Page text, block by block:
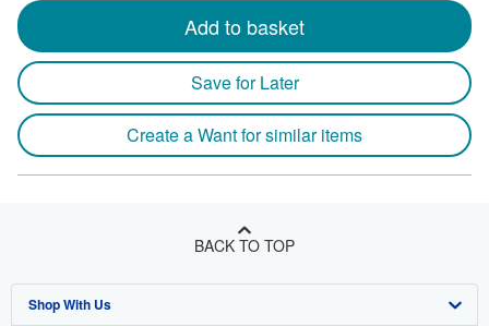
Add to basket
Save for Later
Create a Want for similar items
BACK TO TOP
Shop With Us